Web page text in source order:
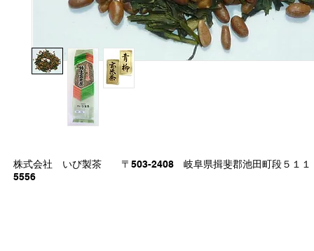
株式会社 いび製茶 〒503-2408 岐阜県揖斐郡池田町段５１
5556